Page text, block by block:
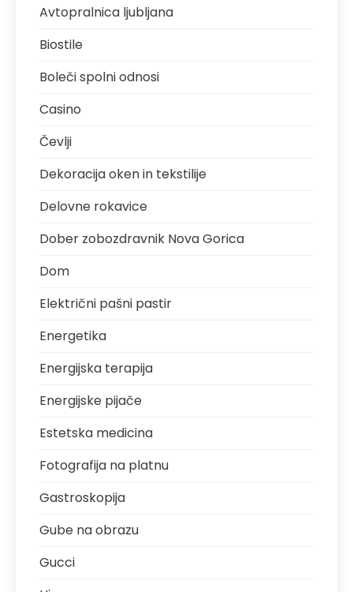
Avtopralnica ljubljana
Biostile
Boleči spolni odnosi
Casino
Čevlji
Dekoracija oken in tekstilije
Delovne rokavice
Dober zobozdravnik Nova Gorica
Dom
Električni pašni pastir
Energetika
Energijska terapija
Energijske pijače
Estetska medicina
Fotografija na platnu
Gastroskopija
Gube na obrazu
Gucci